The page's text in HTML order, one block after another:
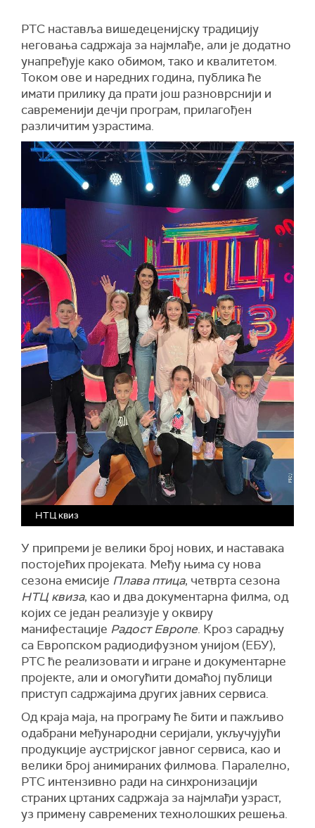
РТС наставља вишедеценијску традицију
неговања садржаја за најмлађе, али је додатно
унапређује како обимом, тако и квалитетом.
Током ове и наредних година, публика ће
имати прилику да прати још разноврснији и
савременији дечји програм, прилагођен
различитим узрастима.
НТЦ квиз
У припреми је велики број нових, и наставака
постојећих пројеката. Међу њима су нова
сезона емисије Плава птица, четврта сезона
НТЦ квиза, као и два документарна филма, од
којих се један реализује у оквиру
манифестације Радост Европе. Кроз сарадњу
са Европском радиодифузном унијом (ЕБУ),
РТС ће реализовати и игране и документарне
пројекте, али и омогућити домаћој публици
приступ садржајима других јавних сервиса.
Од краја маја, на програму ће бити и пажљиво
одабрани међународни серијали, укључујући
продукције аустријског јавног сервиса, као и
велики број анимираних филмова. Паралелно,
РТС интензивно ради на синхронизацији
страних цртаних садржаја за најмлађи узраст,
уз примену савремених технолошких решења.